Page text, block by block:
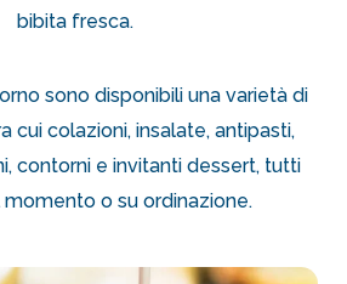
bibita fresca.
sono disponibili una varietà di
cui colazioni, insalate, antipasti,
contorni e invitanti dessert, tutti
o su ordinazione.